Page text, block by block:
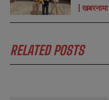
खबरनामा
RELATED POSTS